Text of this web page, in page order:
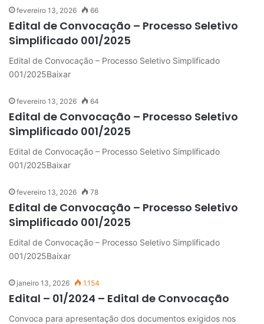
fevereiro 13, 2026 66
Edital de Convocação – Processo Seletivo
Simplificado 001/2025
Edital de Convocação – Processo Seletivo Simplificado
001/2025Baixar
fevereiro 13, 2026 64
Edital de Convocação – Processo Seletivo
Simplificado 001/2025
Edital de Convocação – Processo Seletivo Simplificado
001/2025Baixar
fevereiro 13, 2026 78
Edital de Convocação – Processo Seletivo
Simplificado 001/2025
Edital de Convocação – Processo Seletivo Simplificado
001/2025Baixar
janeiro 13, 2026 1.154
Edital – 01/2024 – Edital de Convocação
Convoca para apresentação dos documentos exigidos nos